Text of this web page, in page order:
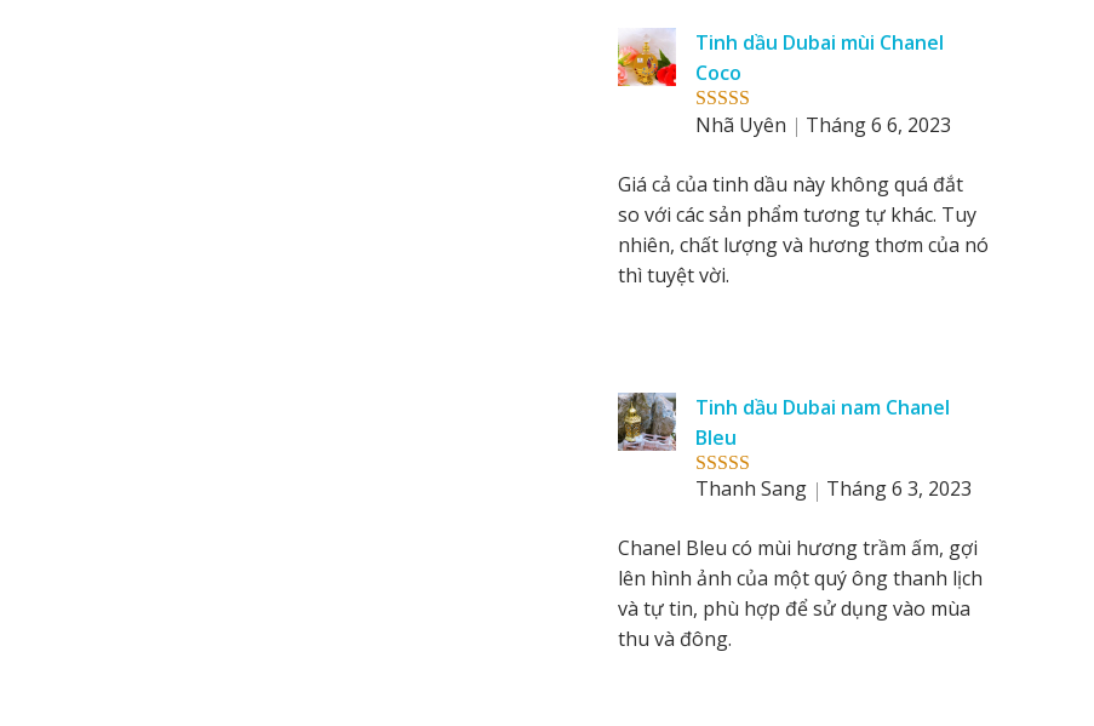
Rated5out
Tinh dầu Dubai mùi Chanel
Coco
Nhã Uyên
Tháng 6 6, 2023
Giá cả của tinh dầu này không quá đắt
so với các sản phẩm tương tự khác. Tuy
nhiên, chất lượng và hương thơm của nó
thì tuyệt vời.
Rated5 out
Tinh dầu Dubai nam Chanel
Bleu
Thanh Sang
Tháng 6 3, 2023
Chanel Bleu có mùi hương trầm ấm, gợi
lên hình ảnh của một quý ông thanh lịch
và tự tin, phù hợp để sử dụng vào mùa
thu và đông.